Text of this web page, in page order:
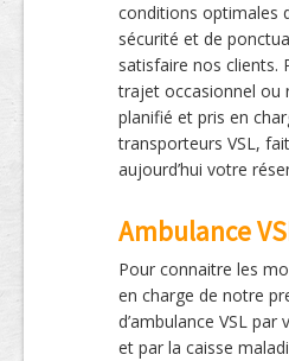
conditions optimales
sécurité et de
satisfaire nos clients.
trajet occasionnel ou
planifié et pris en
transporteurs VSL,
aujourd’hui votre
Ambulance
Pour connaitre les
en charge de notre
d’ambulance VSL
et par la caisse